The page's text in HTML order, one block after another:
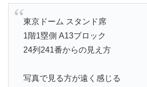
東京ドーム スタンド席
1階1塁側 A13ブロック
24列241番からの見え方
写真で見る方が遠く感じる